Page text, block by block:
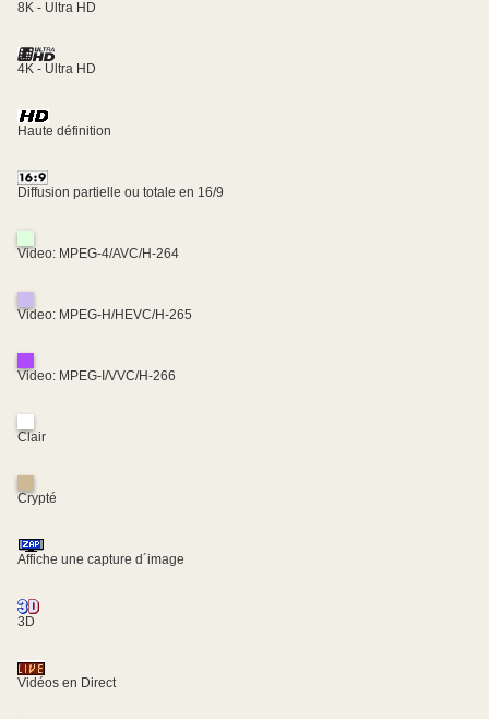
8K - Ultra HD
4K - Ultra HD
Haute définition
Diffusion partielle ou totale en 16/9
Video: MPEG-4/AVC/H-264
Video: MPEG-H/HEVC/H-265
Video: MPEG-I/VVC/H-266
Clair
Crypté
Affiche une capture d´image
3D
Vidéos en Direct